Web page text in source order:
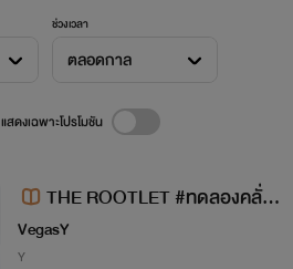
ช่วงเวลา
ตลอดกาล
แสดงเฉพาะโปรโมชัน
THE ROOTLET #ทดลองคลั่ง
(รัก) (omegaverse)
VegasY
Y